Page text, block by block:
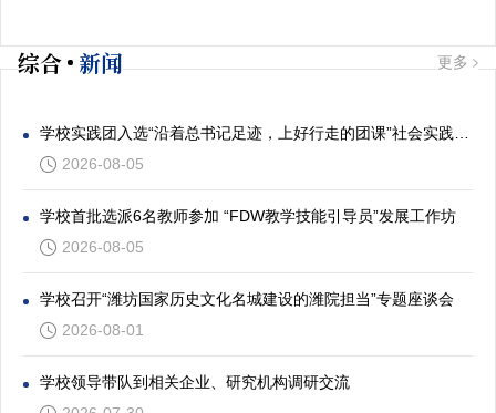
综合 新闻 更多
学校实践团入选“沿着总书记足迹，上好行走的团课”社会实践专项活动
2026-08-05
学校首批选派6名教师参加 “FDW教学技能引导员”发展工作坊
2026-08-05
学校召开“潍坊国家历史文化名城建设的潍院担当”专题座谈会
2026-08-01
学校领导带队到相关企业、研究机构调研交流